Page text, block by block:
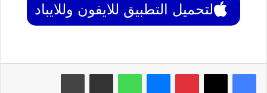
لتحميل التطبيق للايفون وللايباد
بينتيريست واتساب